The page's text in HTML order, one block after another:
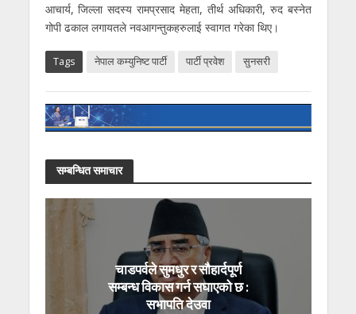
आचार्य, जिल्ला सदस्य रामप्रसाद मेहता, तीर्थ अधिकारी, रुद बस्नेत
गोपी ढकाल लगायतले नवआगन्तुकहरुलाई स्वागत गरेका थिए।
Tags नेपाल कम्युनिष्ट पार्टी पार्टी प्रवेश सुनसरी
सम्बन्धित समाचार
चाडपर्वले सुमधुर र सौहार्दपूर्ण
सम्बन्ध विकास गर्न सघाएको छ :
सभापति देउवा